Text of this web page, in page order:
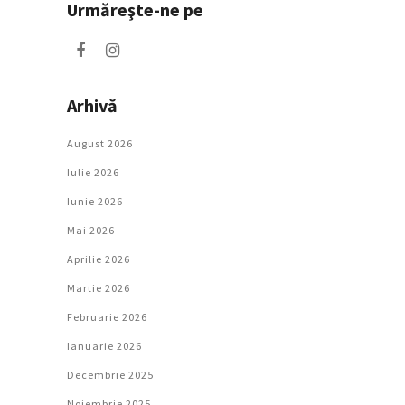
Urmăreşte-ne pe
Arhivă
August 2026
Iulie 2026
Iunie 2026
Mai 2026
Aprilie 2026
Martie 2026
Februarie 2026
Ianuarie 2026
Decembrie 2025